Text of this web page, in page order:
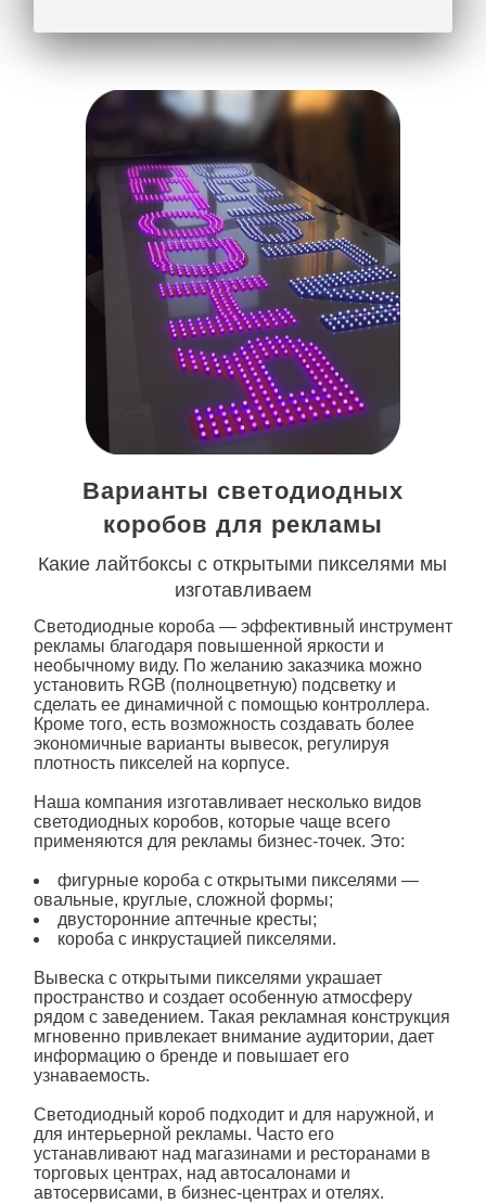
Варианты светодиодных
коробов для рекламы
Какие лайтбоксы с открытыми пикселями мы
изготавливаем
Светодиодные короба — эффективный инструмент
рекламы благодаря повышенной яркости и
необычному виду. По желанию заказчика можно
установить RGB (полноцветную) подсветку и
сделать ее динамичной с помощью контроллера.
Кроме того, есть возможность создавать более
экономичные варианты вывесок, регулируя
плотность пикселей на корпусе.
Наша компания изготавливает несколько видов
светодиодных коробов, которые чаще всего
применяются для рекламы бизнес-точек. Это:
фигурные короба с открытыми пикселями —
овальные, круглые, сложной формы;
двусторонние аптечные кресты;
короба с инкрустацией пикселями.
Вывеска с открытыми пикселями украшает
пространство и создает особенную атмосферу
рядом с заведением. Такая рекламная конструкция
мгновенно привлекает внимание аудитории, дает
информацию о бренде и повышает его
узнаваемость.
Светодиодный короб подходит и для наружной, и
для интерьерной рекламы. Часто его
устанавливают над магазинами и ресторанами в
торговых центрах, над автосалонами и
автосервисами, в бизнес-центрах и отелях.